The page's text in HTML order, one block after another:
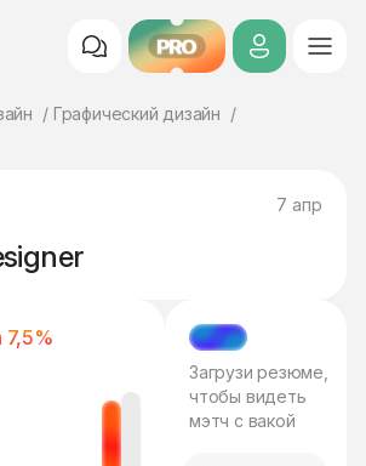
PRO
Графический дизайн
7 апр
7,5%
МЭТЧ
Загрузи резюме,
чтобы видеть
мэтч с вакой